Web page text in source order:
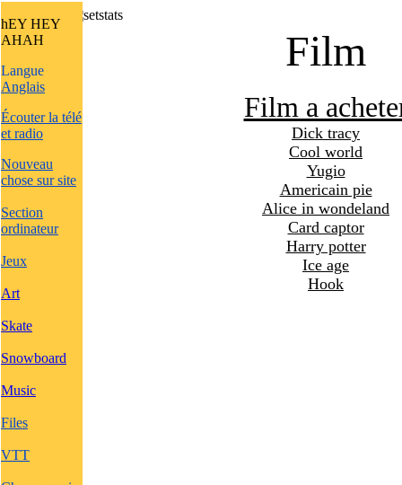
hEY HEY
AHAH
Langue
Anglais
Écouter la télé
et radio
Nouveau
chose sur site
Section
ordinateur
Jeux
Art
Skate
Snowboard
Music
Files
VTT
Film
Film a
Dick tracy
Cool world
Yugio
Americain pie
Alice in wondeland
Card captor
Harry potter
Ice age
Hook